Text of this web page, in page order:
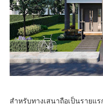
สำหรับทางเสนาถือเป็นรายแ